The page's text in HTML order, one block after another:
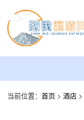
当前位置： 首页 > 酒店 >